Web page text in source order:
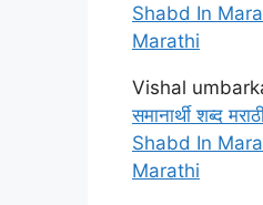
Shabd In
Marathi
Vishal
समानार्थी शब्द
Shabd In
Marathi